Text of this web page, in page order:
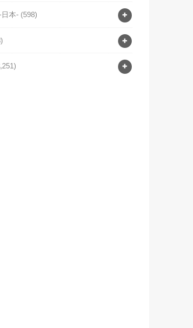
日本- (598)